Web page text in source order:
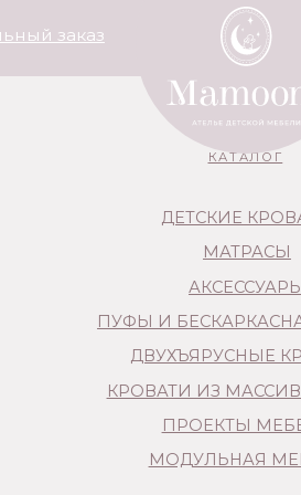
КАТАЛОГ
АКСЕССУАРЫ
МАТРАСЫ
ПУФЫ И БЕСКАРКАСНАЯ МЕБЕЛЬ
ДВУХЪЯРУСНЫЕ КРОВАТИ
КРОВАТИ ИЗ МАССИВА ДЕРЕВА